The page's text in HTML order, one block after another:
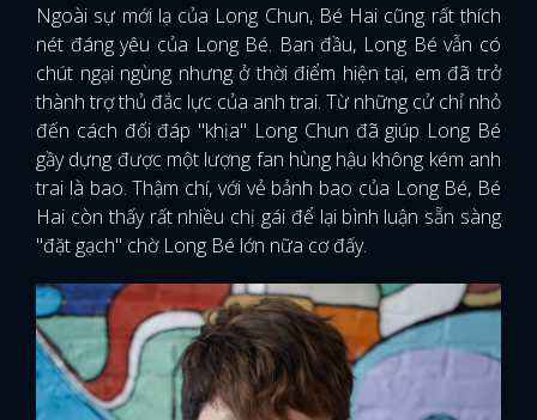
Ngoài sự mới lạ của Long Chun, Bé Hai cũng rất thích
nét đáng yêu của Long Bé. Ban đầu, Long Bé vẫn có
chút ngại ngùng nhưng ở thời điểm hiện tại, em đã trở
thành trợ thủ đắc lực của anh trai. Từ những cử chỉ nhỏ
đến cách đối đáp "khịa" Long Chun đã giúp Long Bé
gầy dựng được một lượng fan hùng hậu không kém anh
trai là bao. Thậm chí, với vẻ bảnh bao của Long Bé, Bé
Hai còn thấy rất nhiều chị gái để lại bình luận sẵn sàng
"đặt gạch" chờ Long Bé lớn nữa cơ đấy.